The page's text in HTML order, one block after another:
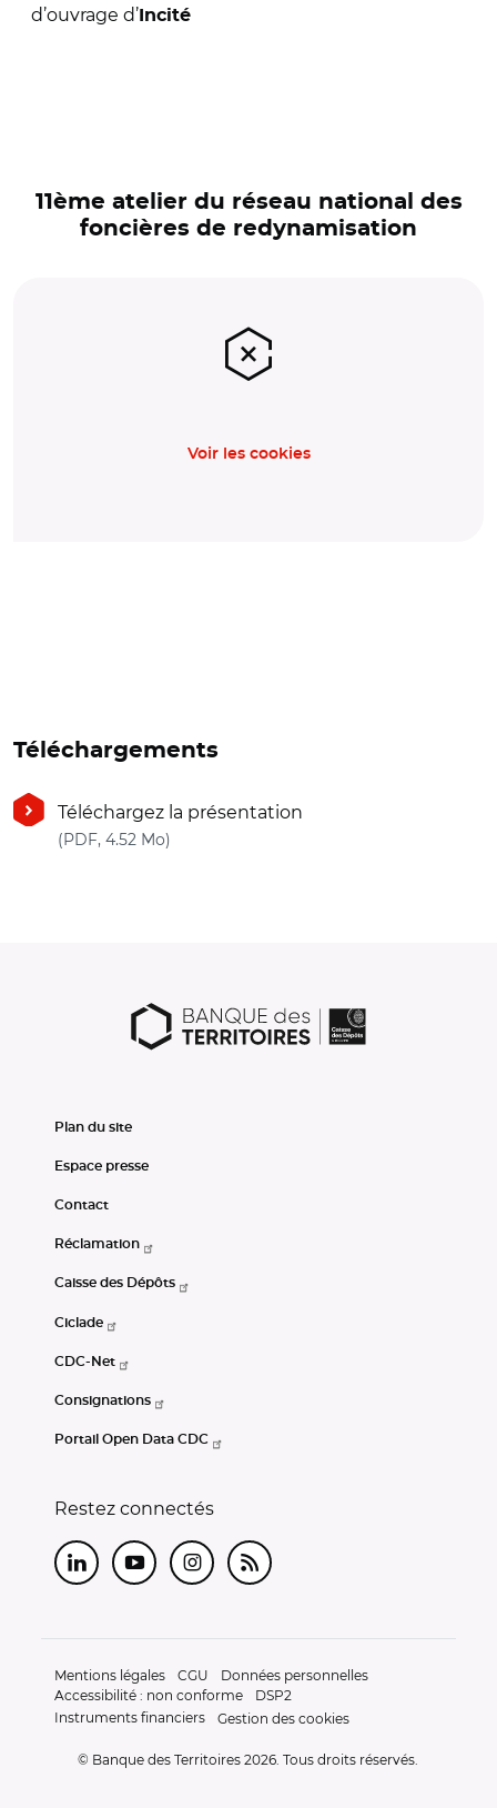
d’ouvrage d’Incité
11ème atelier du réseau national des
foncières de redynamisation
Voir les cookies
Téléchargements
Téléchargez la présentation
(PDF, 4.52 Mo)
Plan du site
Espace presse
Contact
Réclamation
Caisse des Dépôts
Ciclade
CDC-Net
Consignations
Portail Open Data CDC
Restez connectés
LinkedInYoutubeInstagram
RSS
Mentions légales CGU
Données personnelles
Accessibilité : non conforme
DSP2
Instruments financiers
Gestion des cookies
© Banque des Territoires 2026. Tous droits réservés.